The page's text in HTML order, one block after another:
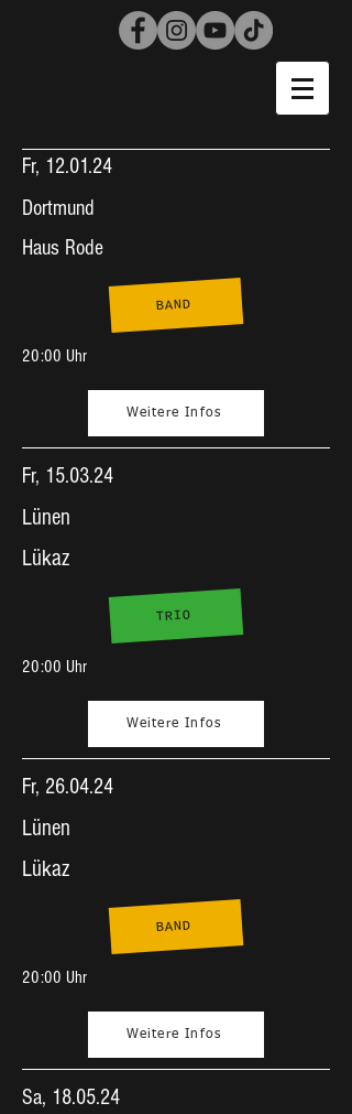
Fr, 12.01.24
Dortmund
Haus Rode
BAND
20:00 Uhr
Weitere Infos
Fr, 15.03.24
Lünen
Lükaz
TRIO
20:00 Uhr
Weitere Infos
Fr, 26.04.24
Lünen
Lükaz
BAND
20:00 Uhr
Weitere Infos
Sa, 18.05.24